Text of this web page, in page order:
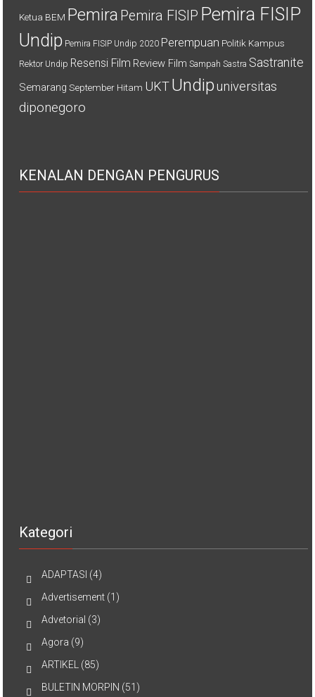
Ketua BEM Pemira Pemira FISIP Pemira FISIP
Undip Pemira FISIP Undip 2020 Perempuan Politik Kampus
Rektor Undip Resensi Film Review Film Sampah Sastra Sastranite
Semarang September Hitam UKTUndip universitas
diponegoro
KENALAN DENGAN PENGURUS
Kategori
ADAPTASI (4)
Advertisement (1)
Advetorial (3)
Agora (9)
ARTIKEL
(85)
BULETIN MORPIN (51)